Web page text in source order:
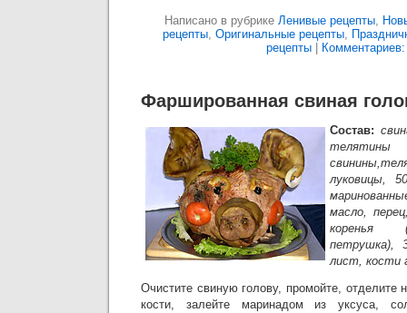
Написано в рубрике Ленивые рецепты,
рецепты, Оригинальные рецепты,
рецепты|
Фаршированная свиная
Состав:
луковицы,
масло,
коренья
петрушка),
лист, кости
Очистите свиную голову, промойте,
кости, залейте маринадом из уксуса,